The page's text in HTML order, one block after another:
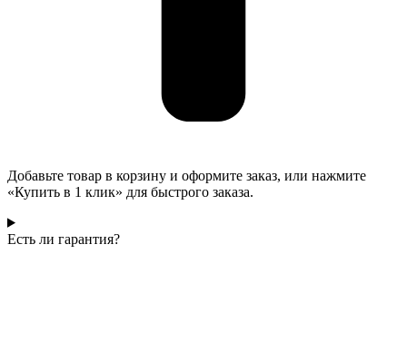
Добавьте товар в корзину и оформите заказ, или нажмите
«Купить в 1 клик» для быстрого заказа.
Есть ли гарантия?